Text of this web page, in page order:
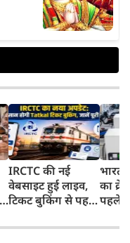
IRCTC की नई
वेबसाइट हुई लाइव,
टिकट बुकिंग से पहले
काम, जानें पूरा
भारत
का
पहले
और